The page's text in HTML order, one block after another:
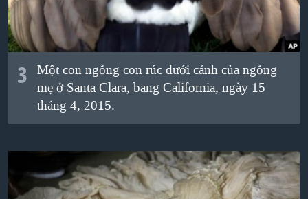
3
Một con ngỗng con rúc dưới cánh của ngỗng
mẹ ở Santa Clara, bang California, ngày 15
tháng 4, 2015.